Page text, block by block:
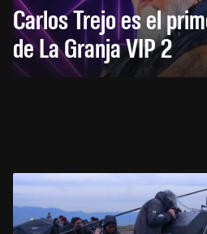
Carlos Trejo es el
de La Granja VIP 2